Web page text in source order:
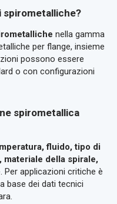
spirometalliche?
nella gamma
per flange, insieme
possono essere
o con configurazioni
spirometallica
fluido, tipo di
materiale della spirale,
. Per applicazioni critiche è
base dei dati tecnici